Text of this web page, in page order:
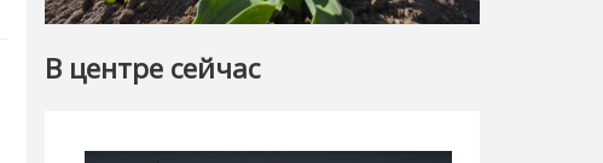
В центре сейчас